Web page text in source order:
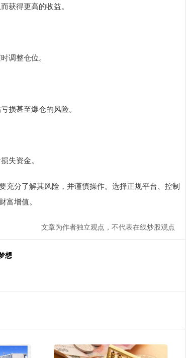
获得更高的收益。
调整仓位。
损甚至爆仓的风险。
失资金。
充分了解其风险，并谨慎操作。选择正规平台、控制
增值。
文章为作者独立观点，不代表在线炒股观点
想